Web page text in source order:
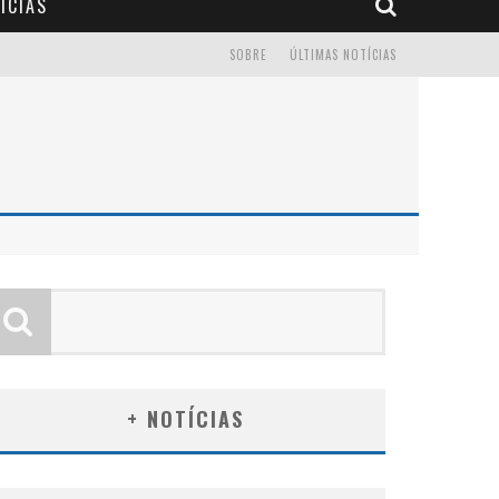
ÚLTIMAS NOTÍCIAS
SOBRE
+ NOTÍCIAS